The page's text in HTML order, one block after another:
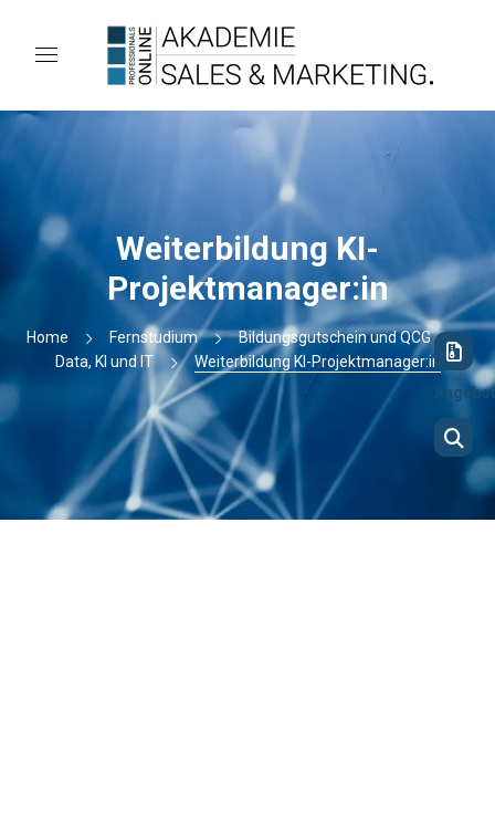
Weiterbildung KI-
Projektmanager:in
Home Fernstudium
Bildungsgutschein und QCG
Data, KI und IT
Weiterbildung KI-Projektmanager:in
Angebot